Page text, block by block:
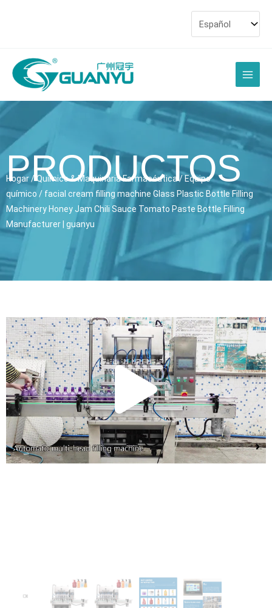
Menú
PRODUCTOS
Hogar/ Químico & Maquinaria Farmacéutica /Equipo
químico / facial cream filling machine Glass Plastic Bottle Filling
Machinery Honey Jam Chili Sauce Tomato Paste Bottle Filling
Manufacturer | guanyu
el